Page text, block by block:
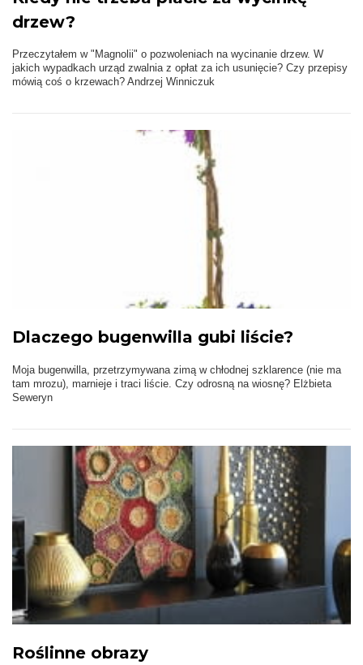
drzew?
Przeczytałem w "Magnolii" o pozwoleniach na wycinanie drzew. W
jakich wypadkach urząd zwalnia z opłat za ich usunięcie? Czy przepisy
mówią coś o krzewach? Andrzej Winniczuk
Dlaczego bugenwilla gubi liście?
Moja bugenwilla, przetrzymywana zimą w chłodnej szklarence (nie ma
tam mrozu), marnieje i traci liście. Czy odrosną na wiosnę? Elżbieta
Seweryn
Roślinne obrazy